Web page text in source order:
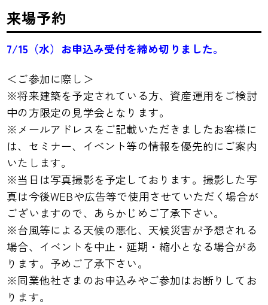
来場予約
7/15（水）お申込み受付を締め切りました。
＜ご参加に際し＞
※将来建築を予定されている方、資産運用をご検討
中の方限定の見学会となります。
※メールアドレスをご記載いただきましたお客様に
は、セミナー、イベント等の情報を優先的にご案内
いたします。
※当日は写真撮影を予定しております。撮影した写
真は今後WEBや広告等で使用させていただく場合が
ございますので、あらかじめご了承下さい。
※台風等による天候の悪化、天候災害が予想される
場合、イベントを中止・延期・縮小となる場合があ
ります。予めご了承下さい。
※同業他社さまのお申込みやご参加はお断りしてお
ります。